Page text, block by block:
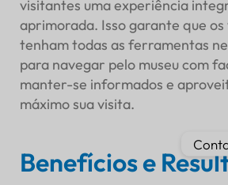
visitantes uma experiência
aprimorada. Isso garante que
tenham todas as ferramentas
para navegar pelo museu com
manter-se informados e
máximo sua visita.
Benefícios e